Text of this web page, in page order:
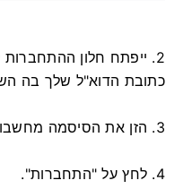
2. ייפתח חלון
כתובת הדוא"ל שלך בה
3. הזן את הסיסמה מחשבון הפייסבוק שלך.
4. לחץ על "התחברות".